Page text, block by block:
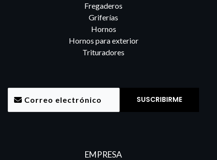
Fregaderos
Griferías
Hornos
Hornos para exterior
Trituradores
EMPRESA